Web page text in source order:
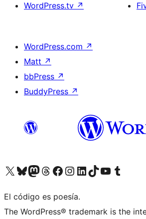
WordPress.tv ↗
WordPress.com ↗
Matt ↗
bbPress ↗
BuddyPress ↗
Visita nuestra cuenta de X (anteriormente Twitter)
Visita nuestra cuenta de Bluesky
Visita nuestra cuenta de Mastodon
Visita nuestra cuenta de Threads
Visita nuestra página de Facebook
Visita nuestra cuenta de Instagram
Visita nuestra cuenta de LinkedIn
Visita nuestra cuenta de TikTok
Visita nuestro canal de YouTube
Visita nuestra cuenta de Tumblr
El código es poesía.
The WordPress® trademark is the